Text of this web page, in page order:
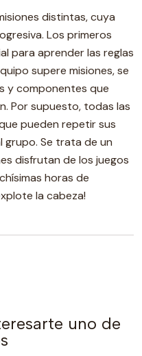
distintas, cuya
Los primeros
para aprender las reglas
supere misiones, se
y componentes que
Por supuesto, todas las
pueden repetir sus
Se trata de un
disfrutan de los juegos
horas de
la cabeza!
uno de